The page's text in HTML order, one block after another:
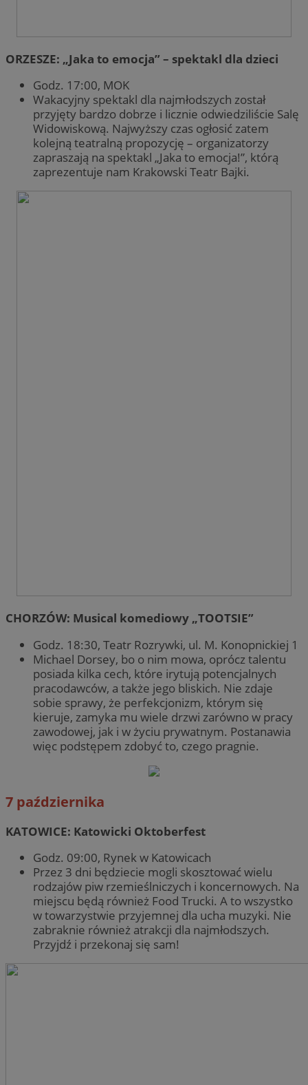
ORZESZE: „Jaka to emocja” – spektakl dla dzieci
Godz. 17:00, MOK
Wakacyjny spektakl dla najmłodszych został
przyjęty bardzo dobrze i licznie odwiedziliście Salę
Widowiskową. Najwyższy czas ogłosić zatem
kolejną teatralną propozycję – organizatorzy
zapraszają na spektakl „Jaka to emocja!”, którą
zaprezentuje nam Krakowski Teatr Bajki.
CHORZÓW: Musical komediowy „TOOTSIE”
Godz. 18:30, Teatr Rozrywki, ul. M. Konopnickiej 1
Michael Dorsey, bo o nim mowa, oprócz talentu
posiada kilka cech, które irytują potencjalnych
pracodawców, a także jego bliskich. Nie zdaje
sobie sprawy, że perfekcjonizm, którym się
kieruje, zamyka mu wiele drzwi zarówno w pracy
zawodowej, jak i w życiu prywatnym. Postanawia
więc podstępem zdobyć to, czego pragnie.
7 października
KATOWICE: Katowicki Oktoberfest
Godz. 09:00, Rynek w Katowicach
Przez 3 dni będziecie mogli skosztować wielu
rodzajów piw rzemieślniczych i koncernowych. Na
miejscu będą również Food Trucki. A to wszystko
w towarzystwie przyjemnej dla ucha muzyki. Nie
zabraknie również atrakcji dla najmłodszych.
Przyjdź i przekonaj się sam!